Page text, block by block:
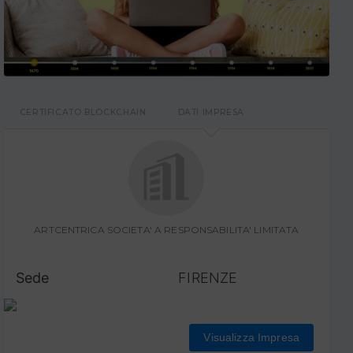
CERTIFICATO BLOCKCHAIN DATI IMPRESA
ARTCENTRICA SOCIETA' A RESPONSABILITA' LIMITATA
Sede FIRENZE
Visualizza Impresa